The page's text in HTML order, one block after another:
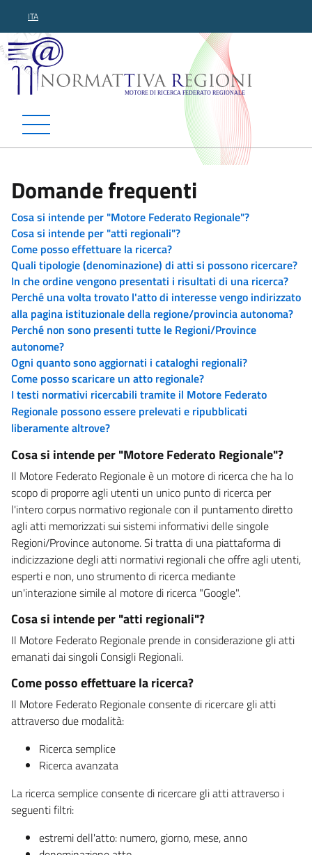
ITA
Normattiva Regioni -
Domande frequenti
Cosa si intende per "Motore Federato Regionale"?
Cosa si intende per "atti regionali"?
Come posso effettuare la ricerca?
Quali tipologie (denominazione) di atti si possono ricercare?
In che ordine vengono presentati i risultati di una ricerca?
Perché una volta trovato l'atto di interesse vengo indirizzato
alla pagina istituzionale della regione/provincia autonoma?
Perché non sono presenti tutte le Regioni/Province
autonome?
Ogni quanto sono aggiornati i cataloghi regionali?
Come posso scaricare un atto regionale?
I testi normativi ricercabili tramite il Motore Federato
Regionale possono essere prelevati e ripubblicati
liberamente altrove?
Cosa si intende per "Motore Federato Regionale"?
Il Motore Federato Regionale è un motore di ricerca che ha lo
scopo di proporre agli utenti un unico punto di ricerca per
l'intero corpus normativo regionale con il puntamento diretto
agli atti memorizzati sui sistemi informativi delle singole
Regioni/Province autonome. Si tratta di una piattaforma di
indicizzazione degli atti normativi regionali che offre agli utenti,
esperti e non, uno strumento di ricerca mediante
un'interazione simile al motore di ricerca "Google".
Cosa si intende per "atti regionali"?
Il Motore Federato Regionale prende in considerazione gli atti
emanati dai singoli Consigli Regionali.
Come posso effettuare la ricerca?
Il Motore Federato Regionale consente di ricercare gli atti
attraverso due modalità:
Ricerca semplice
Ricerca avanzata
La ricerca semplice consente di ricercare gli atti attraverso i
seguenti filtri:
estremi dell'atto: numero, giorno, mese, anno